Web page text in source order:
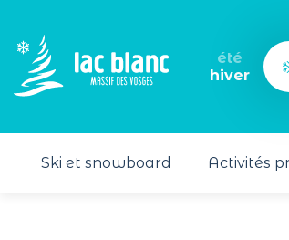
été
hiver
Ski et snowboard Activités